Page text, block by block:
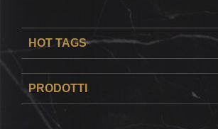
HOT TAGS
PRODOTTI